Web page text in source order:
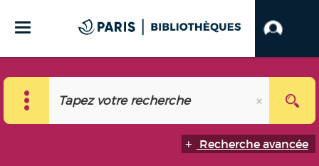
Recherche avancée